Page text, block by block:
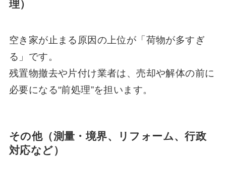
理）
空き家が止まる原因の上位が「荷物が多すぎ
る」です。
残置物撤去や片付け業者は、売却や解体の前に
必要になる“前処理”を担います。
その他（測量・境界、リフォーム、行政
対応など）